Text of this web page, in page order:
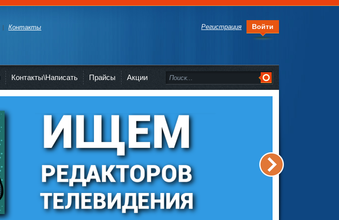
Регистрация Войти
Контакты
Контакты\Написать Прайсы Акции